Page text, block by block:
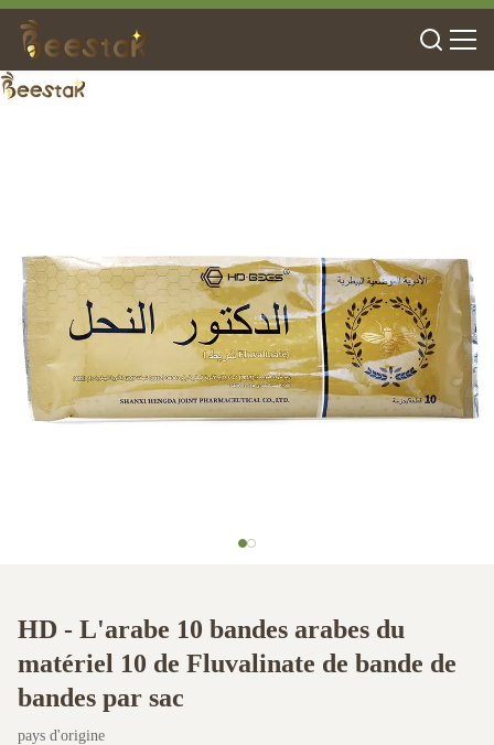
HD - L'arabe 10 bandes arabes du
matériel 10 de Fluvalinate de bande de
bandes par sac
pays d'origine